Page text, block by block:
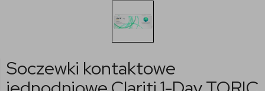
Soczewki kontaktowe